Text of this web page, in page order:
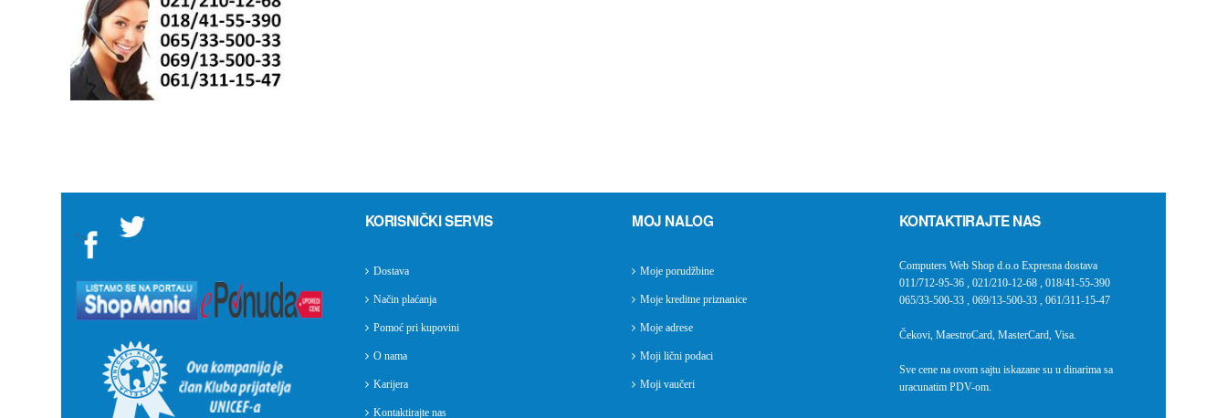
">
KORISNIČKI SERVIS
Dostava
Način plaćanja
Pomoć pri kupovini
O nama
Karijera
Kontaktirajte nas
MOJ NALOG
Moje porudžbine
Moje kreditne priznanice
Moje adrese
Moji lični podaci
Moji vaučeri
KONTAKTIRAJTE NAS
Computers Web Shop d.o.o Expresna dostava
011/712-95-36, 021/210-12-68, 018/41-55-390
065/33-500-33, 069/13-500-33, 061/311-15-47
Čekovi, MaestroCard, MasterCard, Visa.
Sve cene na ovom sajtu iskazane su u dinarima sa
uracunatim PDV-om.